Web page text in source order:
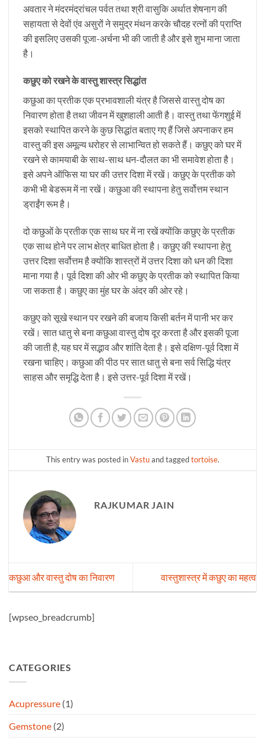
अवतार ने मंदरमंद्रांचल पर्वत तथा श्री वासुकि अर्थात शेषनाग की
सहायता से देवों एंव असुरों ने समुद्र मंथन करके चौदह रत्नों की प्राप्ति
की इसलिए उसकी पूजा-अर्चना भी की जाती है और इसे शुभ माना जाता
है।
कछुए को रखने के वास्तु शास्त्र सिद्धांत
कछुआ का प्रतीक एक प्रभावशाली यंत्र है जिससे वास्तु दोष का
निवारण होता है तथा जीवन में खुशहाली आती है। वास्तु तथा फेंगशुई में
इसको स्थापित करने के कुछ सिद्धांत बताए गए हैं जिसे अपनाकर हम
वास्तु की इस अमूल्य धरोहर से लाभान्वित हो सकते हैं। कछुए को घर में
रखने से कामयाबी के साथ-साथ धन-दौलत का भी समावेश होता है।
इसे अपने ऑफिस या घर की उत्तर दिशा में रखें। कछुए के प्रतीक को
कभी भी बेडरूम में ना रखें। कछुआ की स्थापना हेतु सर्वोत्तम स्थान
ड्राईंग रूम है।
दो कछुओं के प्रतीक एक साथ घर में ना रखें क्योंकि कछुए के प्रतीक
एक साथ होने पर लाभ क्षेत्र बाधित होता है। कछुए की स्थापना हेतु
उत्तर दिशा सर्वोत्तम है क्योंकि शास्त्रों में उत्तर दिशा को धन की दिशा
माना गया है। पूर्व दिशा की ओर भी कछुए के प्रतीक को स्थापित किया
जा सकता है। कछुए का मुंह घर के अंदर की ओर रहे।
कछुए को सूखे स्थान पर रखने की बजाय किसी बर्तन में पानी भर कर
रखें। सात धातु से बना कछुआ वास्तु दोष दूर करता है और इसकी पूजा
की जाती है, यह घर में सद्भाव और शांति देता है। इसे दक्षिण-पूर्व दिशा में
रखना चाहिए। कछुआ की पीठ पर सात धातु से बना सर्व सिद्धि यंत्र
साहस और समृद्धि देता है। इसे उत्तर-पूर्व दिशा में रखें।
This entry was posted inVastuand taggedtortoise.
RAJKUMAR JAIN
कछुआ और वास्तु दोष का निवारण वास्तुशास्त्र में कछुए का महत्व
[wpseo_breadcrumb]
CATEGORIES
Acupressure (1)
Gemstone (2)